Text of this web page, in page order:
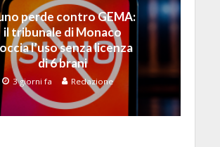
perde contro GEMA:
il tribunale di Monaco
l’uso senza licenza
di 6 brani
3 giorni fa Redazione